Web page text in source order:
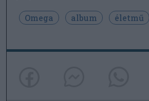
Omega album életmű